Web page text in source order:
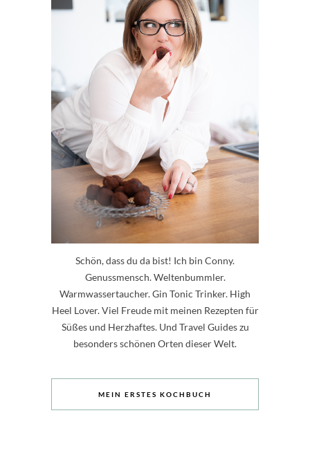
Schön, dass du da bist! Ich bin Conny.
Genussmensch. Weltenbummler.
Warmwassertaucher. Gin Tonic Trinker. High
Heel Lover. Viel Freude mit meinen Rezepten für
Süßes und Herzhaftes. Und Travel Guides zu
besonders schönen Orten dieser Welt.
MEIN ERSTES KOCHBUCH